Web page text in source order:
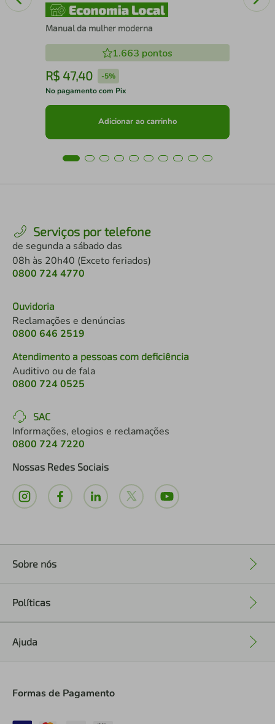
Manual da mulher moderna
1.663 pontos
R$ 47,40 -5%
No pagamento com Pix
Adicionar ao carrinho
Serviços por telefone
de segunda a sábado das
08h às 20h40 (Exceto feriados)
0800 724 4770
Ouvidoria
Reclamações e denúncias
0800 646 2519
Atendimento a pessoas com deficiência
Auditivo ou de fala
0800 724 0525
SAC
Informações, elogios e reclamações
0800 724 7220
Nossas Redes Sociais
Sobre nós
Políticas
Ajuda
Formas de Pagamento